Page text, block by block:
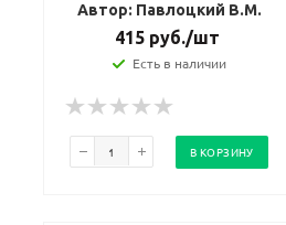
Автор: Павлоцкий В.М.
415руб./шт
Есть в наличии
В КОРЗИНУ